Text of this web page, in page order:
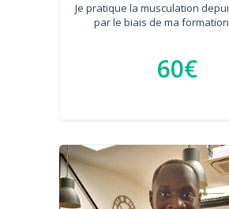
Je pratique la musculation
par le biais de ma
60€